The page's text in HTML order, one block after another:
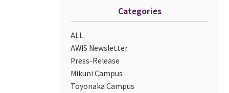
Categories
ALL
AWIS Newsletter
Press-Release
Mikuni Campus
Toyonaka Campus